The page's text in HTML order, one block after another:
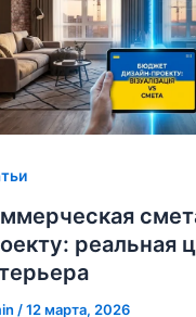
реальная
/12 марта, 2026